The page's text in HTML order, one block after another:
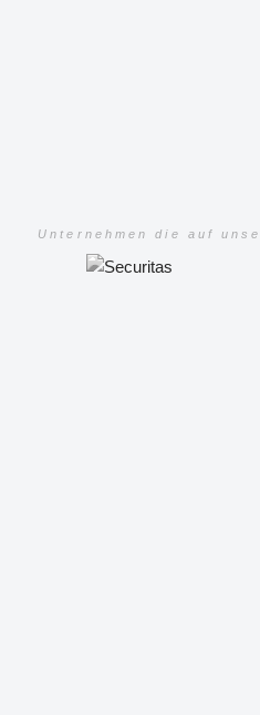
Unternehmen die auf